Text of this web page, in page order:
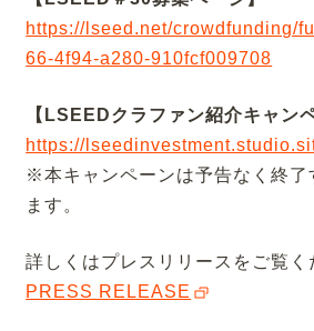
https://lseed.net/crowdfunding/
66-4f94-a280-910fcf009708
【LSEEDクラファン紹介キャン
https://
※本キャンペーンは予告なく終了
ます。
詳しくはプレスリリースをご覧く
PRESS RELEASE